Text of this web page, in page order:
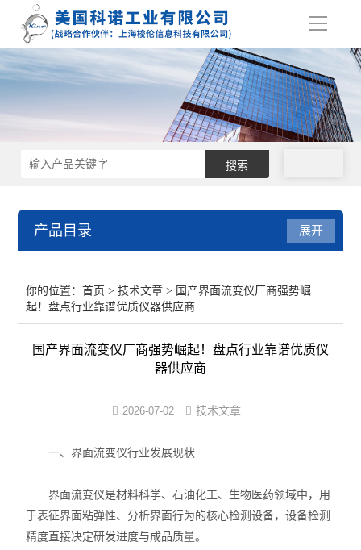
导
产品目录
表面张力仪
界面张力仪
位移及其控制系统
光谱色谱分析仪器
展开
你的位置：首页 >技术文章 > 国产界面流变仪厂商强势崛
起！盘点行业靠谱优质仪器供应商
国产界面流变仪厂商强势崛起！盘点行业靠谱优质仪
器供应商
2026-07-02 技术文章
一、界面流变仪行业发展现状
界面流变仪是材料科学、石油化工、生物医药领域中，用
于表征界面粘弹性、分析界面行为的核心检测设备，设备检测
精度直接决定研发进度与成品质量。